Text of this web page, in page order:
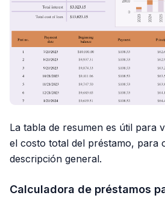
La tabla de resumen es útil para
el costo total del préstamo, para
descripción general.
Calculadora de préstamos